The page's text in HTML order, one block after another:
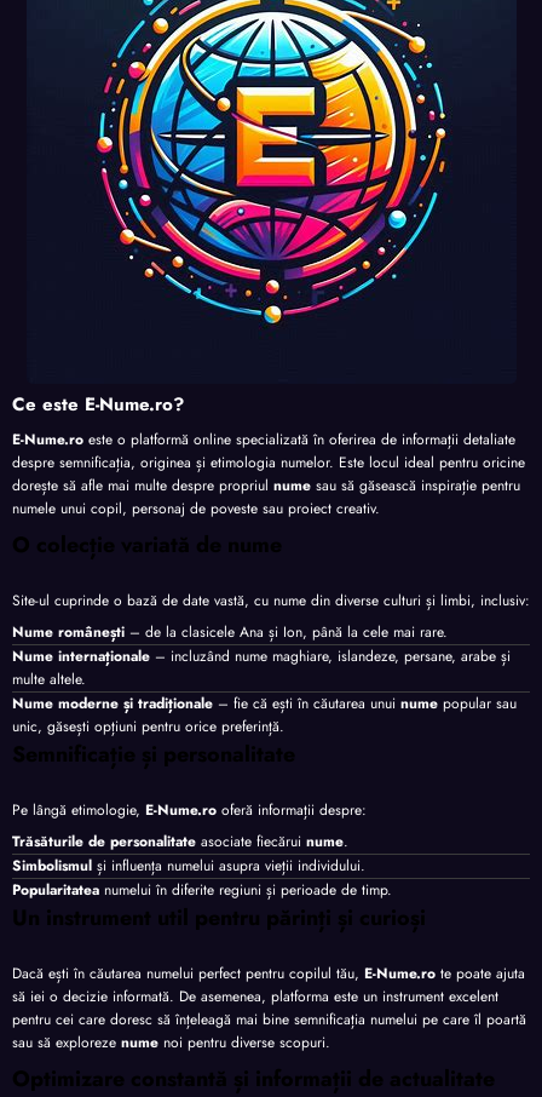
perso
nalita
te
perso
nalita
te
Ce este E-Nume.ro?
E-Nume.ro este o platformă online specializată în oferirea de informații detaliate
despre semnificația, originea și etimologia numelor. Este locul ideal pentru oricine
dorește să afle mai multe despre propriul nume sau să găsească inspirație pentru
numele unui copil, personaj de poveste sau proiect creativ.
O colecție variată de nume
Site-ul cuprinde o bază de date vastă, cu nume din diverse culturi și limbi, inclusiv:
Nume românești – de la clasicele Ana și Ion, până la cele mai rare.
Nume internaționale – incluzând nume maghiare, islandeze, persane, arabe și
multe altele.
Nume moderne și tradiționale – fie că ești în căutarea unui nume popular sau
unic, găsești opțiuni pentru orice preferință.
Semnificație și personalitate
Pe lângă etimologie, E-Nume.ro oferă informații despre:
Trăsăturile de personalitate asociate fiecărui nume.
Simbolismul și influența numelui asupra vieții individului.
Popularitatea numelui în diferite regiuni și perioade de timp.
Un instrument util pentru părinți și curioși
Dacă ești în căutarea numelui perfect pentru copilul tău, E-Nume.ro te poate ajuta
să iei o decizie informată. De asemenea, platforma este un instrument excelent
pentru cei care doresc să înțeleagă mai bine semnificația numelui pe care îl poartă
sau să exploreze nume noi pentru diverse scopuri.
Optimizare constantă și informații de actualitate